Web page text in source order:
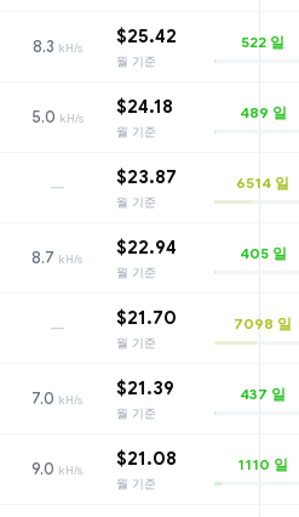
8.3 kH/s
$25.42
월 기준
522 일
5.0 kH/s
$24.18
월 기준
489 일
— $23.87
월 기준
6514 일
8.7 kH/s
$22.94
월 기준
405일
— $21.70
월 기준
7098 일
7.0 kH/s
$21.39
월 기준
437 일
9.0 kH/s
$21.08
월 기준
1110 일